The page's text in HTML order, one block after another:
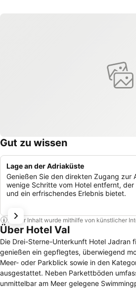
Gut zu wissen
Lage an der Adriaküste
Genießen Sie den direkten Zugang zur
wenige Schritte vom Hotel entfernt,
und ein erfrischendes Erlebnis bietet.
Dieser Inhalt wurde mithilfe von künstlicher
Über Hotel Val
Die Drei-Sterne-Unterkunft Hotel Jadran
genießen ein gepflegtes, überwiegend modernes Ambiente mit viel
Meer- oder Parkblick sowie in den
ausgestattet. Neben Parkettböden umfasst die
unmittelbar am Meer gelegene